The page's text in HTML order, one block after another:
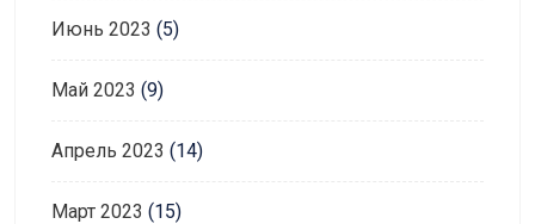
Июнь 2023 (5)
Май 2023 (9)
Апрель 2023 (14)
Март 2023 (15)